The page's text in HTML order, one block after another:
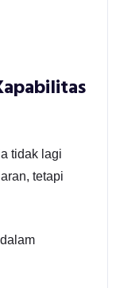
tidak lagi
tetapi